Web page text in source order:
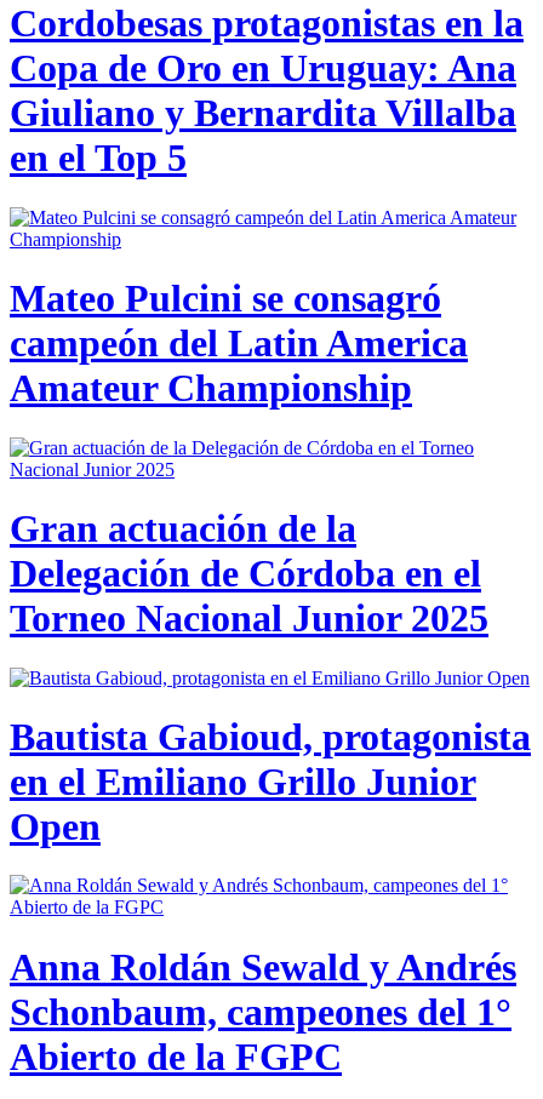
Cordobesas protagonistas en la
Copa de Oro en Uruguay: Ana
Giuliano y Bernardita Villalba
en el Top 5
Mateo Pulcini se consagró
campeón del Latin America
Amateur Championship
Gran actuación de la
Delegación de Córdoba en el
Torneo Nacional Junior 2025
Bautista Gabioud, protagonista
en el Emiliano Grillo Junior
Open
Anna Roldán Sewald y Andrés
Schonbaum, campeones del 1°
Abierto de la FGPC